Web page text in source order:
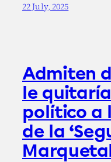
22 July, 2025
Admiten
le
político a
de la